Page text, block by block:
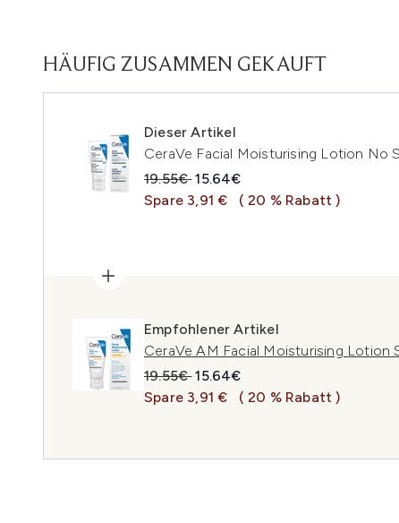
HÄUFIG ZUSAMMEN GEKAUFT
Dieser Artikel
CeraVe Facial Moisturising Lotion No
Unverbindliche Preisempfehlung:
19.55€Aktueller Preis:
15.64€
Spare 3,91 €
( 20 % Rabatt )
Empfohlener Artikel
CeraVe AM Facial Moisturising Lotion
Unverbindliche Preisempfehlung:
19.55€Aktueller Preis:
15.64€
Spare 3,91 €
( 20 % Rabatt )